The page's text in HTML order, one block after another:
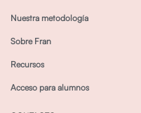
Nuestra metodología
Sobre Fran
Recursos
Acceso para alumnos